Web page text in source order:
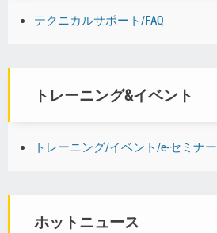
テクニカルサポート/FAQ
トレーニング&イベント
トレーニング/イベント/e-セミナー
ホットニュース